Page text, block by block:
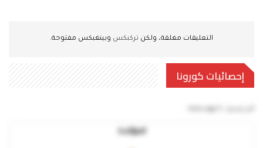
التعليقات مغلقة، ولكن تركبكس وبينغبكس مفتوحة.
إحصائيات كورونا
المؤكدة